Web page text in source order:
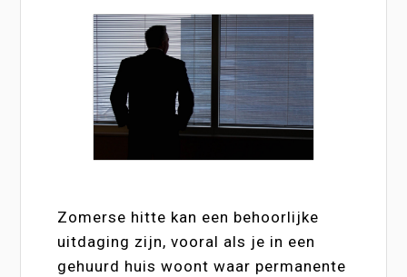
Zomerse hitte kan een behoorlijke
uitdaging zijn, vooral als je in een
gehuurd huis woont waar permanente